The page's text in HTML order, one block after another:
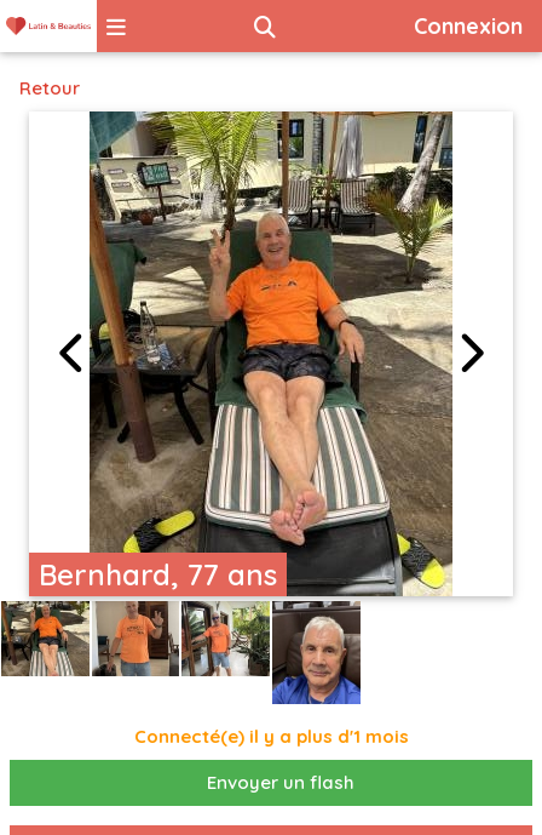
Connexion
Retour
Bernhard, 77 ans
Connecté(e) il y a plus d'1 mois
Envoyer un flash